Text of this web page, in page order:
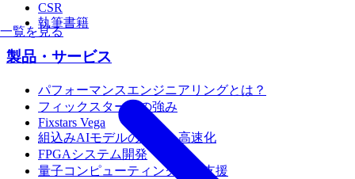
一覧を見る
CSR
執筆書籍
製品・サービス
パフォーマンスエンジニアリングとは？
フィックスターズの強み
Fixstars Vega
組込みAIモデルの移植・高速化
FPGAシステム開発
量子コンピューティング活用支援